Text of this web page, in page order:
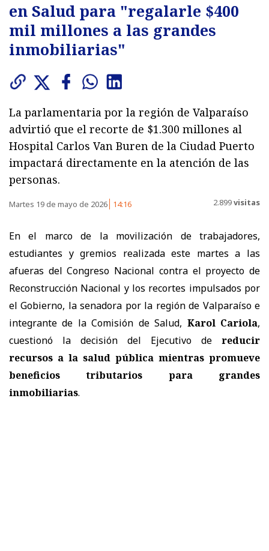
en Salud para "regalarle $400
mil millones a las grandes
inmobiliarias"
La parlamentaria por la región de Valparaíso
advirtió que el recorte de $1.300 millones al
Hospital Carlos Van Buren de la Ciudad Puerto
impactará directamente en la atención de las
personas.
Martes 19 de mayo de 2026 14:16 2.899visitas
En el marco de la movilización de trabajadores,
estudiantes y gremios realizada este martes a las
afueras del Congreso Nacional contra el proyecto de
Reconstrucción Nacional y los recortes impulsados por
el Gobierno, la senadora por la región de Valparaíso e
integrante de la Comisión de Salud, Karol Cariola,
cuestionó la decisión del Ejecutivo de reducir
recursos a la salud pública mientras promueve
beneficios tributarios para grandes
inmobiliarias.